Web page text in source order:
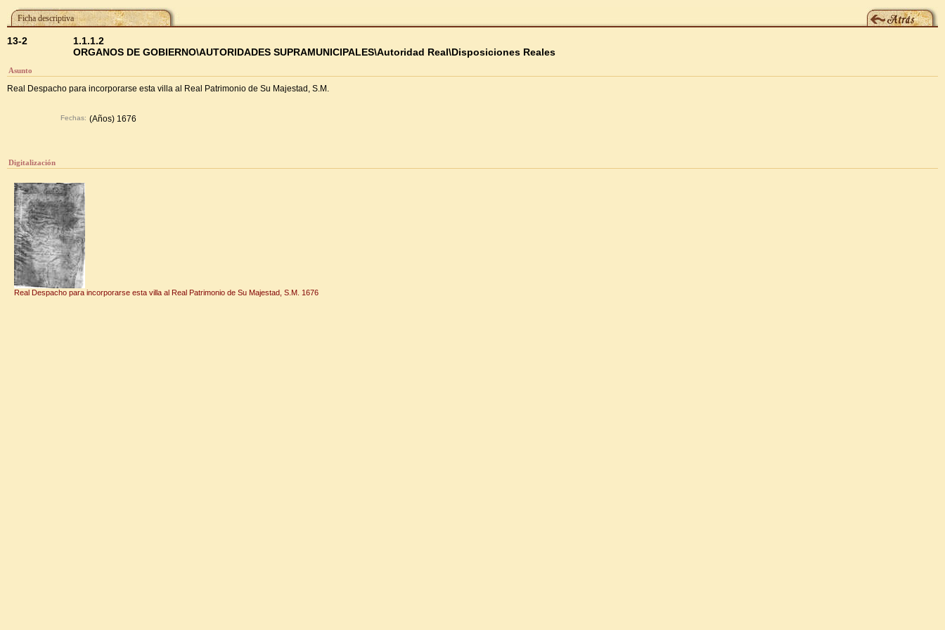
Ficha descriptiva
13-2
1.1.1.2
ORGANOS DE GOBIERNO\AUTORIDADES SUPRAMUNICIPALES\Autoridad Real\Disposiciones Reales
Asunto
Real Despacho para incorporarse esta villa al Real Patrimonio de Su Majestad, S.M.
Fechas: (Años) 1676
Digitalización
Real Despacho para incorporarse esta villa al Real Patrimonio de Su Majestad, S.M. 1676